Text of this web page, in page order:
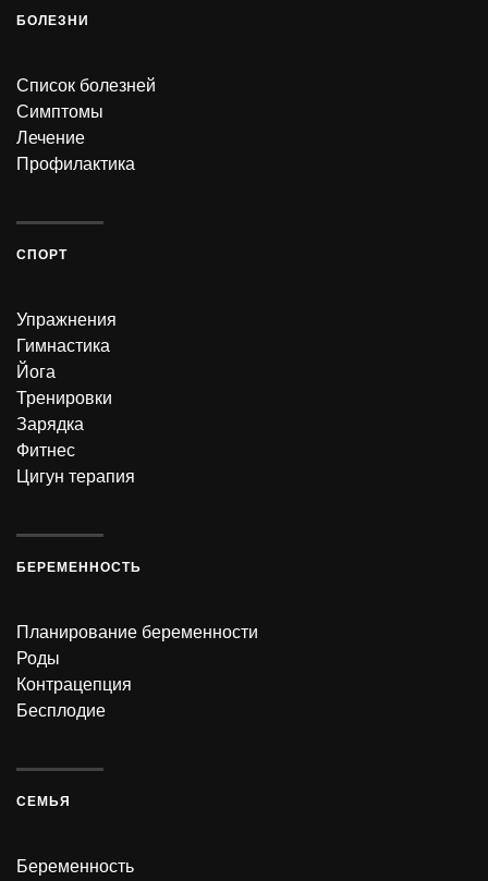
БОЛЕЗНИ
Список болезней
Симптомы
Лечение
Профилактика
СПОРТ
Упражнения
Гимнастика
Йога
Тренировки
Зарядка
Фитнес
Цигун терапия
БЕРЕМЕННОСТЬ
Планирование беременности
Роды
Контрацепция
Бесплодие
СЕМЬЯ
Беременность